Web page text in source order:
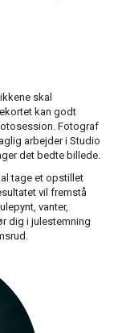
skal
kan godt
Fotograf
arbejder i Studio
det bedte billede.
tage et opstillet
vil fremstå
vanter,
dig i julestemning